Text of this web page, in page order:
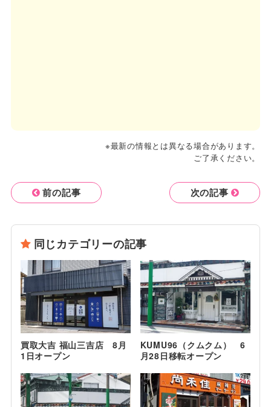
※最新の情報とは異なる場合があります。
ご了承ください。
前の記事 次の記事
同じカテゴリーの記事
買取大吉 福山三吉店 8月
1日オープン
KUMU96（クムクム） 6
月28日移転オープン